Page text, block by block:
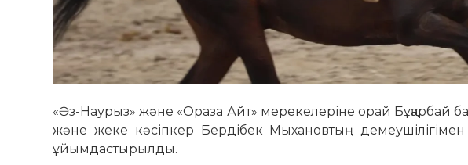
«Әз-Наурыз» және «Ораза Айт» мерекелеріне орай Бұқарбай
және жеке кәсіпкер Бердібек Мыхановтың
ұйымдастырылды.